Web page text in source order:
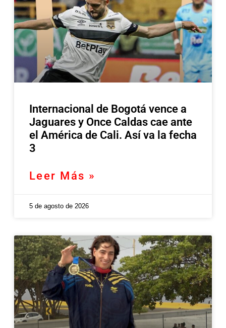
Internacional de Bogotá vence a
Jaguares y Once Caldas cae ante
el América de Cali. Así va la fecha
3
Leer Más »
5 de agosto de 2026